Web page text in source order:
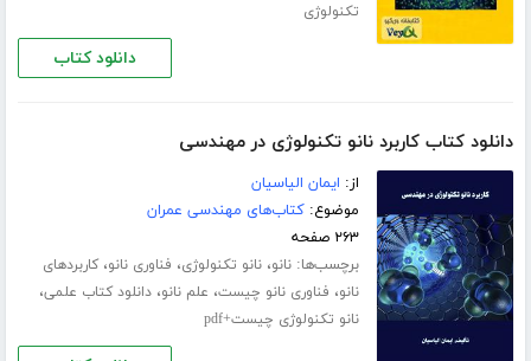
تکنولوژی
دانلود کتاب
دانلود کتاب کاربرد نانو تکنولوژی در مهندسی
از: ایمان الیاسیان
موضوع:کتاب‌های مهندسی عمران
۲۶۳ صفحه
برچسب‌ها:نانو،نانو تکنولوژی، فناوری نانو،کاربردهای
نانو، فناوری نانو چیست، علم نانو،دانلود کتاب علمی،
نانو تکنولوژی چیست+pdf